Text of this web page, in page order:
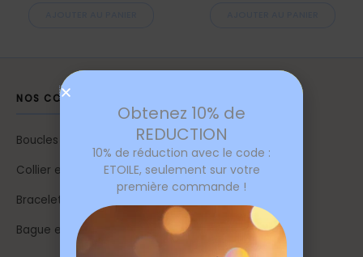
NOS COLLECTIONS
Boucles d'oreilles etoile
Collier etoile
Bracelet etoile
Bague etoile
Obtenez 10% de
REDUCTION
10% de réduction avec le code :
ETOILE, seulement sur votre
première commande !